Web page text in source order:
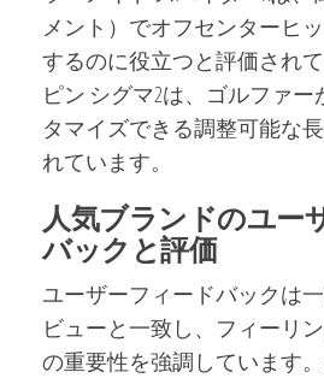
メント）でオフセンターヒ
するのに役立つと評価されて
ピン シグマ2は、ゴルファ
タマイズできる調整可能な
れています。
人気ブランドのユー
バックと評価
ユーザーフィードバックは
ビューと一致し、フィーリ
の重要性を強調しています